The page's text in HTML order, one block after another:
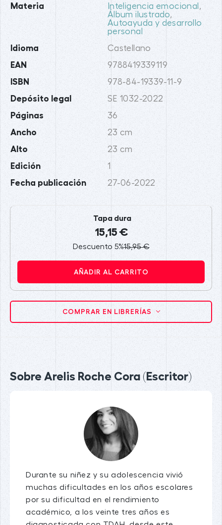
Materia Inteligencia emocional ,
Álbum ilustrado,
Autoayuda y desarrollo
personal
Idioma Castellano
EAN 9788419339119
ISBN 978-84-19339-11-9
Depósito legal SE 1032-2022
Páginas 36
Ancho 23 cm
Alto 23 cm
Edición 1
Fecha publicación 27-06-2022
Tapa dura
15,15 €
Descuento 5%15,95 €
AÑADIR AL CARRITO
COMPRAR EN LIBRERÍAS
Sobre Arelis Roche Cora (Escritor)
Durante su niñez y su adolescencia vivió
muchas dificultades en los años escolares
por su dificultad en el rendimiento
académico, a los veinte tres años es